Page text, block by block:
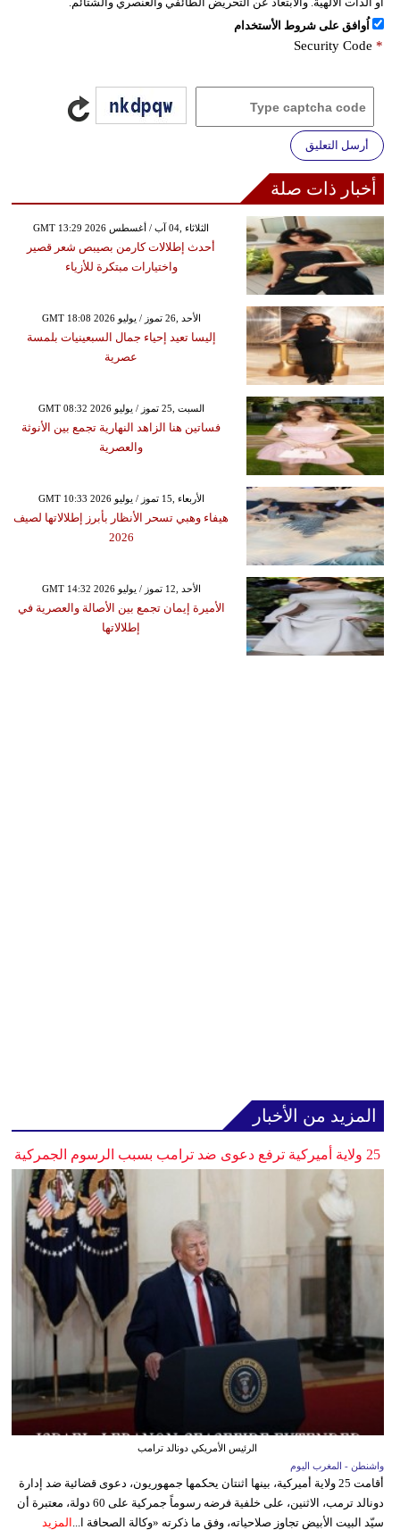
اُوافق على شروط الأستخدام
Security Code *
أرسل التعليق
أخبار ذات صلة
GMT 13:29 2026 الثلاثاء ,04 آب / أغسطس
أحدث إطلالات كارمن بصيبص شعر قصير
واختيارات مبتكرة للأزياء
GMT 18:08 2026 الأحد ,26 تموز / يوليو
إليسا تعيد إحياء جمال السبعينيات بلمسة
عصرية
GMT 08:32 2026 السبت ,25 تموز / يوليو
فساتين هنا الزاهد النهارية تجمع بين الأنوثة
والعصرية
GMT 10:33 2026 الأربعاء ,15 تموز / يوليو
هيفاء وهبي تسحر الأنظار بأبرز إطلالاتها لصيف
2026
GMT 14:32 2026 الأحد ,12 تموز / يوليو
الأميرة إيمان تجمع بين الأصالة والعصرية في
إطلالاتها
المزيد من الأخبار
25 ولاية أميركية ترفع دعوى ضد ترامب بسبب الرسوم الجمركية
الرئيس الأمريكي دونالد ترامب
واشنطن - المغرب اليوم
أقامت 25 ولاية أميركية، بينها اثنتان يحكمها جمهوريون، دعوى قضائية ضد إدارة
دونالد ترمب، الاثنين، على خلفية فرضه رسوماً جمركية على 60 دولة، معتبرة أن
سيّد البيت الأبيض تجاوز صلاحياته، وفق ما ذكرته «وكالة الصحافة ا...
المزيد